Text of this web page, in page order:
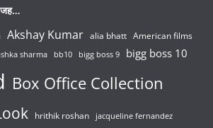
Akshay Kumar alia bhatt American films
sharma bb10 bigg boss 9 bigg boss 10
Box Office Collection
hrithik roshan jacqueline fernandez